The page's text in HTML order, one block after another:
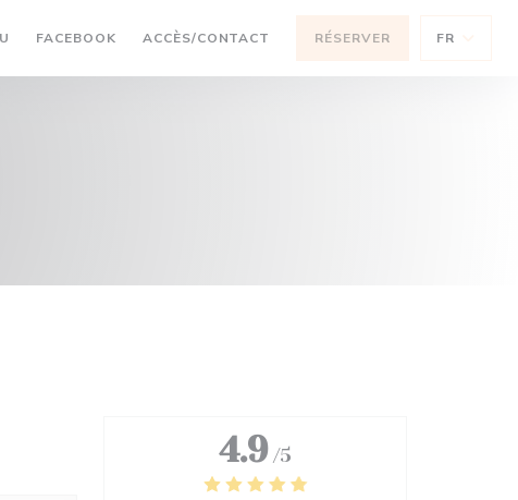
((OUVRE UNE NOUVELLE FENÊTRE))
FACEBOOK((OUVRE UNE NOUVELLE FENÊTRE))
ACCÈS/CONTACT RÉSERVER FR
4.9 /5